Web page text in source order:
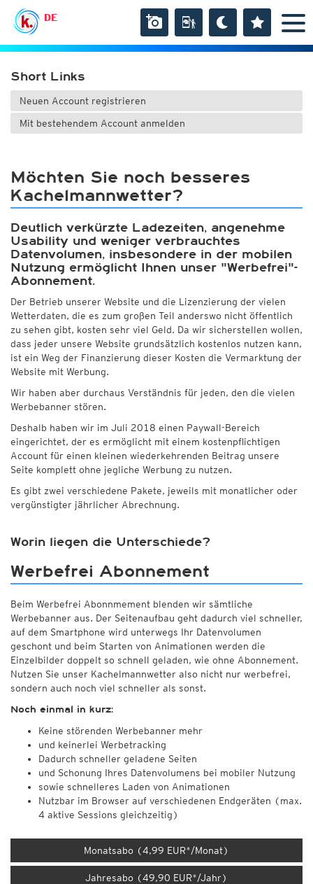
DE
Short Links
Neuen Account registrieren
Mit bestehendem Account anmelden
Möchten Sie noch besseres
Kachelmannwetter?
Deutlich verkürzte Ladezeiten, angenehme
Usability und weniger verbrauchtes
Datenvolumen, insbesondere in der mobilen
Nutzung ermöglicht Ihnen unser "Werbefrei"-
Abonnement.
Der Betrieb unserer Website und die Lizenzierung der vielen
Wetterdaten, die es zum großen Teil anderswo nicht öffentlich
zu sehen gibt, kosten sehr viel Geld. Da wir sicherstellen wollen,
dass jeder unsere Website grundsätzlich kostenlos nutzen kann,
ist ein Weg der Finanzierung dieser Kosten die Vermarktung der
Website mit Werbung.
Wir haben aber durchaus Verständnis für jeden, den die vielen
Werbebanner stören.
Deshalb haben wir im Juli 2018 einen Paywall-Bereich
eingerichtet, der es ermöglicht mit einem kostenpflichtigen
Account für einen kleinen wiederkehrenden Beitrag unsere
Seite komplett ohne jegliche Werbung zu nutzen.
Es gibt zwei verschiedene Pakete, jeweils mit monatlicher oder
vergünstigter jährlicher Abrechnung.
Worin liegen die Unterschiede?
Werbefrei Abonnement
Beim Werbefrei Abonnmement blenden wir sämtliche
Werbebanner aus. Der Seitenaufbau geht dadurch viel schneller,
auf dem Smartphone wird unterwegs Ihr Datenvolumen
geschont und beim Starten von Animationen werden die
Einzelbilder doppelt so schnell geladen, wie ohne Abonnement.
Nutzen Sie unser Kachelmannwetter also nicht nur werbefrei,
sondern auch noch viel schneller als sonst.
Noch einmal in kurz:
Keine störenden Werbebanner mehr
und keinerlei Werbetracking
Dadurch schneller geladene Seiten
und Schonung Ihres Datenvolumens bei mobiler Nutzung
sowie schnelleres Laden von Animationen
Nutzbar im Browser auf verschiedenen Endgeräten (max.
4 aktive Sessions gleichzeitig)
Monatsabo (4,99 EUR*/Monat)
Jahresabo (49,90 EUR*/Jahr)